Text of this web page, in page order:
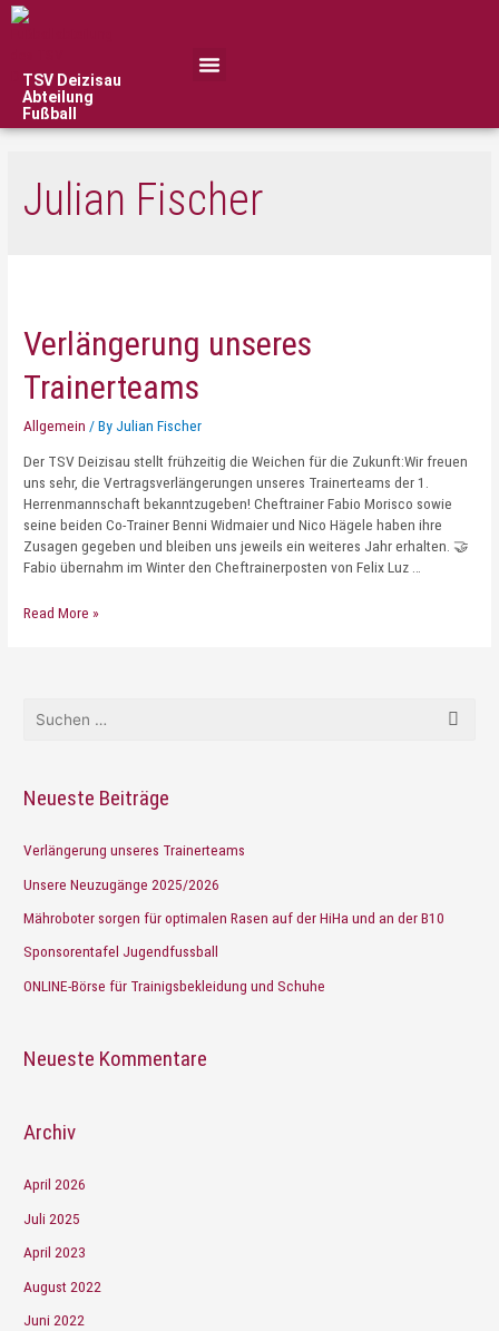
TSV Deizisau
Abteilung
Fußball
Julian Fischer
Verlängerung unseres
Trainerteams
Allgemein / By Julian Fischer
Der TSV Deizisau stellt frühzeitig die Weichen für die Zukunft:Wir freuen
uns sehr, die Vertragsverlängerungen unseres Trainerteams der 1.
Herrenmannschaft bekanntzugeben! Cheftrainer Fabio Morisco sowie
seine beiden Co-Trainer Benni Widmaier und Nico Hägele haben ihre
Zusagen gegeben und bleiben uns jeweils ein weiteres Jahr erhalten. 🤝
Fabio übernahm im Winter den Cheftrainerposten von Felix Luz …
Read More »
Neueste Beiträge
Verlängerung unseres Trainerteams
Unsere Neuzugänge 2025/2026
Mähroboter sorgen für optimalen Rasen auf der HiHa und an der B10
Sponsorentafel Jugendfussball
ONLINE-Börse für Trainigsbekleidung und Schuhe
Neueste Kommentare
Archiv
April 2026
Juli 2025
April 2023
August 2022
Juni 2022